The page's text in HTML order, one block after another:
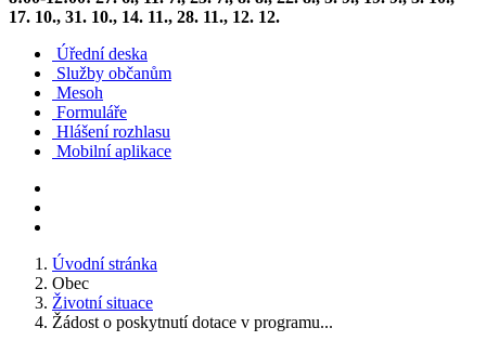
17. 10., 31. 10., 14. 11., 28. 11., 12. 12.
Úřední deska
Služby občanům
Mesoh
Formuláře
Hlášení rozhlasu
Mobilní aplikace
Úvodní stránka
Obec
Životní situace
Žádost o poskytnutí dotace v programu...